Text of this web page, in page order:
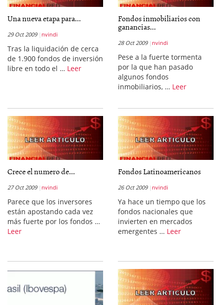
Una nueva etapa para...
29 Oct 2009 nvindi
Tras la liquidación de cerca
de 1.900 fondos de inversión
libre en todo el … Leer
Fondos inmobiliarios con
ganancias...
28 Oct 2009 nvindi
Pese a la fuerte tormenta
por la que han pasado
algunos fondos
inmobiliarios, … Leer
Crece el numero de...
27 Oct 2009 nvindi
Parece que los inversores
están apostando cada vez
más fuerte por los fondos …
Leer
Fondos Latinoamericanos
26 Oct 2009 nvindi
Ya hace un tiempo que los
fondos nacionales que
invierten en mercados
emergentes … Leer